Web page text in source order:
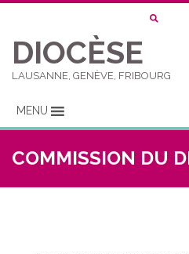
DIOCÈSE
LAUSANNE, GENÈVE, FRIBOURG
MENU
COMMISSION DU